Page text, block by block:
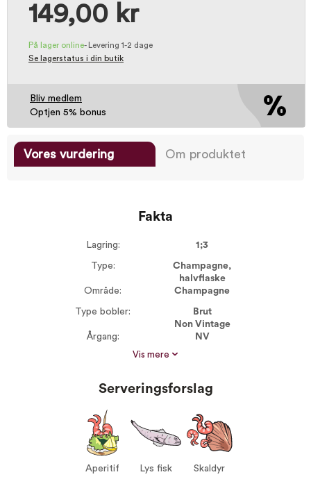
149,00 kr
På lager online-
Levering 1-2 dage
Se lagerstatus i din butik
Bliv medlem
Optjen 5% bonus
Vores vurdering Om produktet
Fakta
Lagring: 1;3
Type:
Champagne,
halvflaske
Område:
Champagne
Type bobler:
Brut
Non Vintage
Årgang:
NV
Konventionel
Proptype: Kork
Vin til:
Aperitif
Lys fisk
Skaldyr
Vis mere
Serveringsforslag
Aperitif Lys fisk Skaldyr